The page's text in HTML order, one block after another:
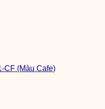
CF (Màu Cafe)